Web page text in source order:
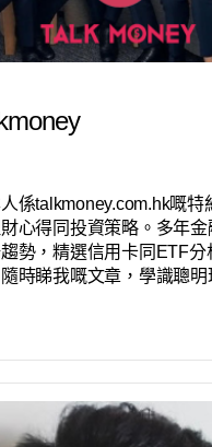
係talkmoney.com.hk嘅特
心得同投資策略。多年
勢，精選信用卡同ETF分
時睇我嘅文章，學識聰